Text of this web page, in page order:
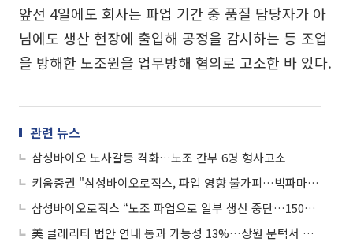
앞선 4일에도 회사는 파업 기간 중 품질 담당자가 아
님에도 생산 현장에 출입해 공정을 감시하는 등 조업
을 방해한 노조원을 업무방해 혐의로 고소한 바 있다.
관련 뉴스
삼성바이오 노사갈등 격화…노조 간부 6명 형사고소
키움증권 "삼성바이오로직스, 파업 영향 불가피…빅파마 수주 확보 걸림돌"
삼성바이오로직스 “노조 파업으로 일부 생산 중단…1500억 손실 추산”
美 클래리티 법안 연내 통과 가능성 13%…상원 문턱서 제동